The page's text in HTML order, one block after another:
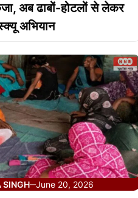
अब ढाबों-होटलों से लेकर
अभियान
SINGH—June 20, 2026